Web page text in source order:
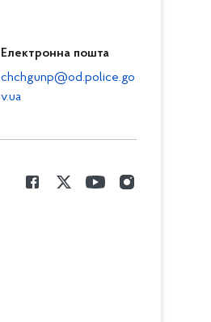
Електронна пошта
chchgunp@od.police.go
v.ua